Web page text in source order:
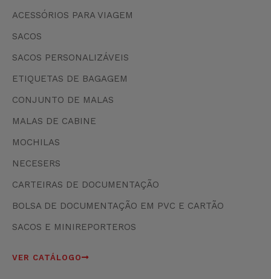
ACESSÓRIOS PARA VIAGEM
SACOS
SACOS PERSONALIZÁVEIS
ETIQUETAS DE BAGAGEM
CONJUNTO DE MALAS
MALAS DE CABINE
MOCHILAS
NECESERS
CARTEIRAS DE DOCUMENTAÇÃO
BOLSA DE DOCUMENTAÇÃO EM PVC E CARTÃO
SACOS E MINIREPORTEROS
VER CATÁLOGO